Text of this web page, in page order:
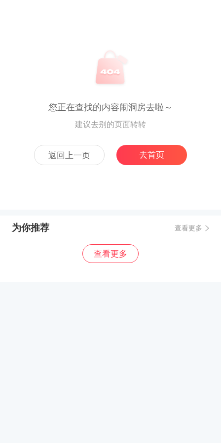
您正在查找的内容闹洞房去啦～
建议去别的页面转转
返回上一页 去首页
为你推荐 查看更多
查看更多